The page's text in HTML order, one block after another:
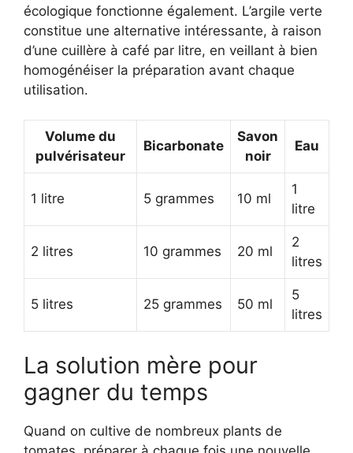
écologique fonctionne également. L’argile verte
constitue une alternative intéressante, à raison
d’une cuillère à café par litre, en veillant à bien
homogénéiser la préparation avant chaque
utilisation.
Volume du
pulvérisateur
Bicarbonate
Savon
noir
Eau
1 litre 5 grammes 10 ml
1
litre
2 litres 10 grammes 20 ml
2
litres
5 litres 25 grammes 50 ml
5
litres
La solution mère pour
gagner du temps
Quand on cultive de nombreux plants de